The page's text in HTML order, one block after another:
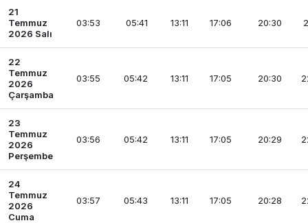
21
Temmuz
2026 Salı
03:53 05:41 13:11 17:06 20:30
22
Temmuz
2026
Çarşamba
03:55 05:42 13:11 17:05 20:30
23
Temmuz
2026
Perşembe
03:56 05:42 13:11 17:05 20:29
24
Temmuz
2026
Cuma
03:57 05:43 13:11 17:05 20:28